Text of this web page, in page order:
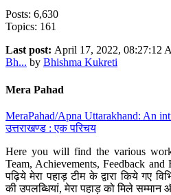
Posts: 6,630
Topics: 161
Last post: April 17, 2022, 08:27:12
Bh... by Bhishma Kukreti
Mera Pahad
MeraPahad/Apna Uttarakhand: An
उत्तराखण्ड : एक परिचय
Here you will find the various
Team, Achievements, Feedback
पढ़िये मेरा पहाड़ टीम के द्वारा किये गए
की उपलब्धियां, मेरा पहाड़ को मिले सम्मान